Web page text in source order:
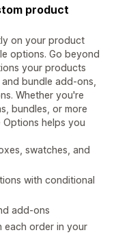
product
on your product
options. Go beyond
your products
bundle add-ons,
Whether you're
bundles, or more
helps you
swatches, and
with conditional
add-ons
each order in your